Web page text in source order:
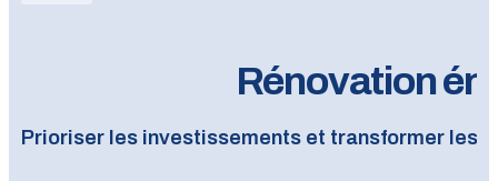
Rénovation
Prioriser les investissements et transformer les